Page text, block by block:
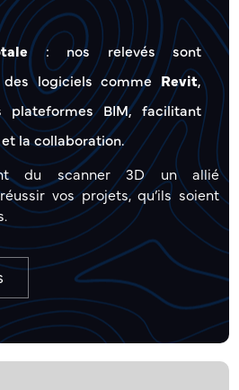
: nos relevés sont
des logiciels commeRevit,
BIM, facilitant
la collaboration.
du scanner 3D un allié
vos projets, qu’ils soient